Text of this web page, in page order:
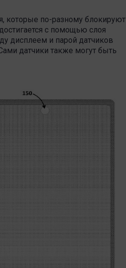
которые по-разному блокируют
с помощью слоя
дисплеем и парой датчиков
датчики также могут быть